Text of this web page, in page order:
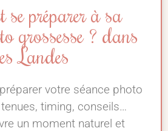
se préparer à sa
grossesse ? dans
Landes
votre séance photo
timing, conseils…
un moment naturel et